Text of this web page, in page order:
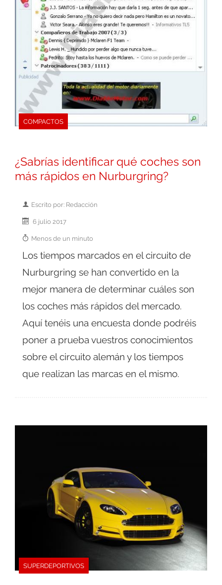
COMPACTOS
¿Sabrías identificar qué coches son
más rápidos en Nurburgring?
Escrito por: Redacción
6 julio 2017
Menos de un minuto
Los tiempos marcados en el circuito de
Nurburgring se han convertido en la
mejor manera de determinar cuáles son
los coches más rápidos del mercado.
Aquí tenéis una encuesta donde podréis
poner a prueba vuestros conocimientos
sobre el circuito alemán y los tiempos
que realizan las marcas en el mismo.
SUPERDEPORTIVOS